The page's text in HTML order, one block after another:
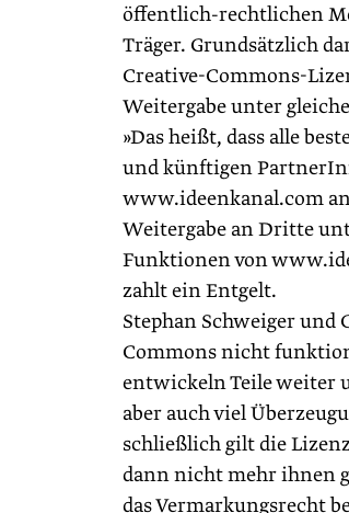
öffentlich-rechtlichen
Träger. Grundsätzlich
Creative-Commons-
Weitergabe unter
»Das heißt, dass alle
und künftigen
www.ideenkanal.com
Weitergabe an Dritte
Funktionen von
zahlt ein Entgelt.
Stephan Schweiger und
Commons nicht
entwickeln Teile weiter
aber auch viel
schließlich gilt die
dann nicht mehr ihnen
das Vermarkungsrecht